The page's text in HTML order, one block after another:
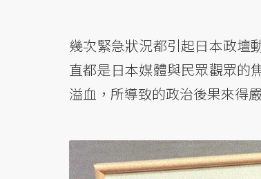
幾次緊急狀況都引起日本政壇
直都是日本媒體與民眾觀眾的
溢血，所導致的政治後果來得